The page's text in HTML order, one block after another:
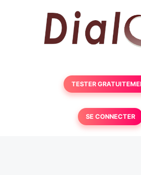
TESTER
SE CONNECTER